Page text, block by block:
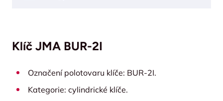
Klíč JMA BUR-2I
Označení polotovaru klíče: BUR-2I.
Kategorie: cylindrické klíče.